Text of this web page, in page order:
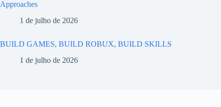
Approaches
1 de julho de 2026
BUILD GAMES, BUILD ROBUX, BUILD SKILLS
1 de julho de 2026